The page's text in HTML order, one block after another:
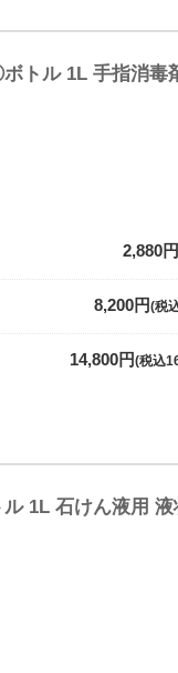
トル 1L 手指消毒
2,880
8,200円(税
14,800円(税込
1L 石けん液用 液